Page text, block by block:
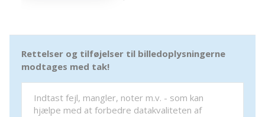
Rettelser og tilføjelser til billedoplysningerne
modtages med tak!